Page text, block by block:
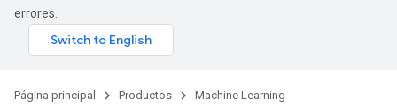
errores.
Página principal Productos
Machine Learning